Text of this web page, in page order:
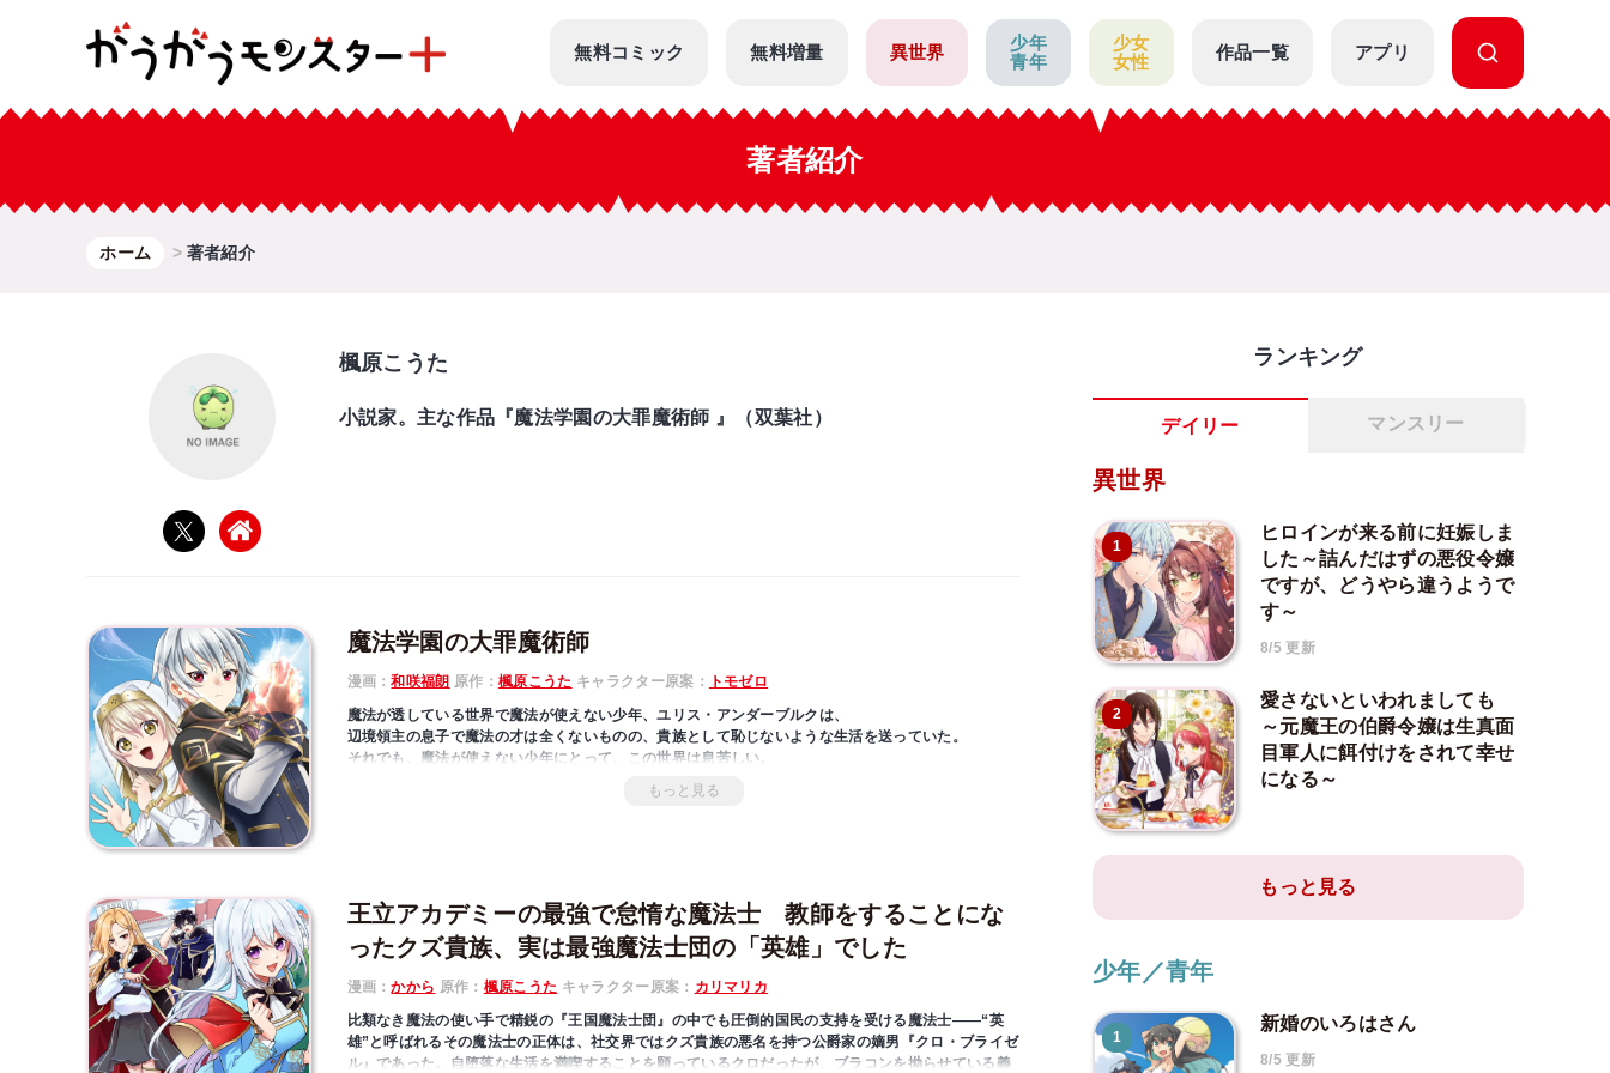
無料コミック 無料増量 異世界
少年
青年
少女
女性
作品一覧 アプリ
著者紹介
ホーム 著者紹介
楓原こうた
小説家。主な作品『魔法学園の大罪魔術師 』（双葉社）
魔法学園の大罪魔術師
漫画：和咲福朗 原作：楓原こうた キャラクター原案：
トモゼロ
魔法が透している世界で魔法が使えない少年、ユリス・アンダーブルクは、
辺境領主の息子で魔法の才は全くないものの、貴族として恥じないような生活を送っていた。
それでも、魔法が使えない少年にとって、この世界は息苦しい。
ユリスは体内の魔力を使い世界に干渉する魔法とは違い、空気中にある魔力を使い世界に干渉する
もっと見る
王立アカデミーの最強で怠惰な魔法士 教師をすることにな
ったクズ貴族、実は最強魔法士団の「英雄」でした
漫画：かから 原作： 楓原こうた キャラクター原案： カリマリカ
比類なき魔法の使い手で精鋭の『王国魔法士団』の中でも圧倒的国民の支持を受ける魔法士――“英
雄”と呼ばれるその魔法士の正体は、社交界ではクズ貴族の悪名を持つ公爵家の嫡男『クロ・ブライゼ
ル』であった。自堕落な生活を満喫することを願っているクロだったが、ブラコンを拗らせている義
ランキング
デイリー マンスリー
異世界
1
ヒロインが来る前に妊娠しま
した～詰んだはずの悪役令嬢
ですが、どうやら違うようで
す～
8/5 更新
2
愛さないといわれましても
～元魔王の伯爵令嬢は生真面
目軍人に餌付けをされて幸せ
になる～
もっと見る
少年／青年
1
新婚のいろはさん
8/5 更新